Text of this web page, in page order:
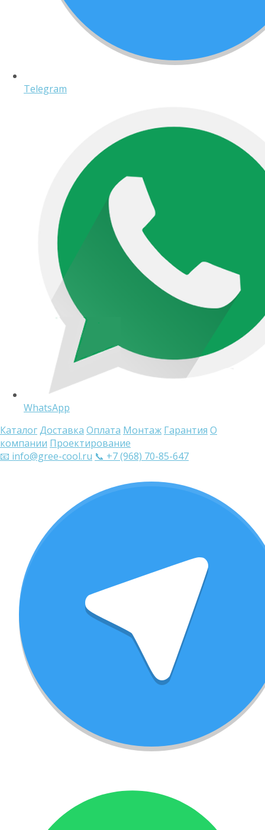
Telegram
WhatsApp
КаталогДоставка Оплата Монтаж Гарантия О
компании Проектирование
📧 info@gree-cool.ru 📞 +7 (968) 70-85-647